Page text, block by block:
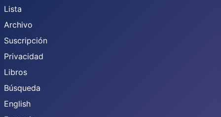
Lista
Archivo
Suscripción
Privacidad
Libros
Búsqueda
English